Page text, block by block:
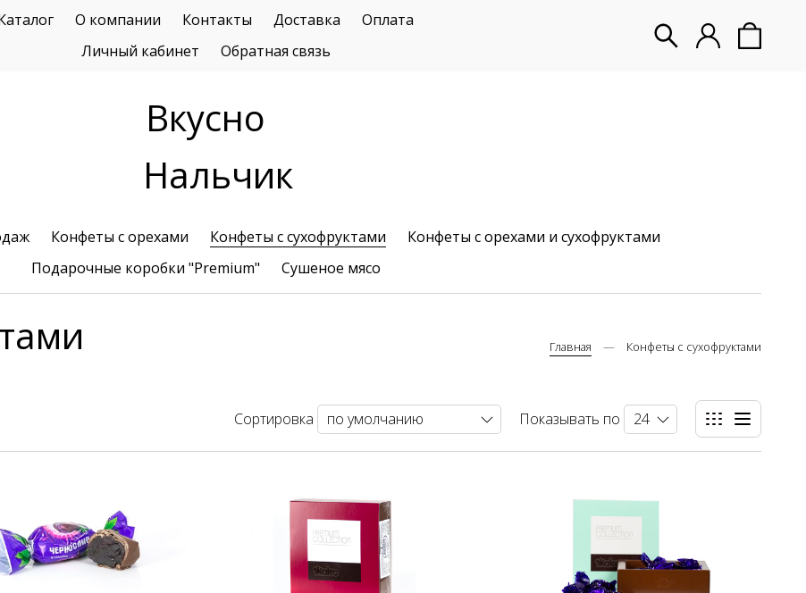
О компании Контакты Доставка
Оплата
Личный кабинет
Обратная связь
Вкусно
Нальчик
Конфеты с орехами Конфеты с сухофруктами
Конфеты с орехами и сухофруктами
Подарочные коробки "Premium"
Сушеное мясо
Главная Конфеты с сухофруктами
Сортировка Показывать по